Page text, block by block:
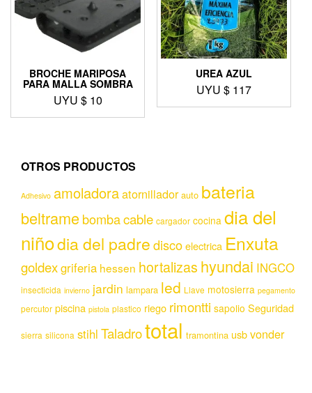
BROCHE MARIPOSA
PARA MALLA SOMBRA
UYU $ 10
UREA AZUL
UYU $ 117
OTROS PRODUCTOS
Adhesivo amoladoraatornillador auto bateria
beltramebombacable cargador cocina dia del
niñodia del padrediscoelectrica Enxuta
goldexgriferia hessen hortalizas hyundai INGCO
insecticida invierno jardin lampara led Llave motosierra pegamento
percutor piscina pistola plastico riego rimontti sapolio Seguridad
sierra silicona stihl Taladrototal tramontina usbvonder